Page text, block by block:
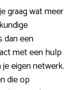
graag wat meer
dan een
met een hulp
je eigen netwerk.
die op